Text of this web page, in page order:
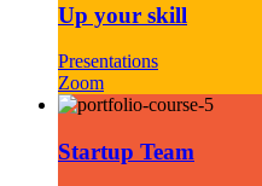
Up your skill
Presentations
Zoom
Startup Team